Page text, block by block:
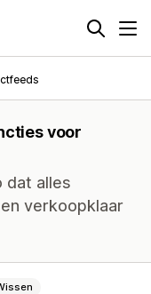
voor
dat alles
verkoopklaar